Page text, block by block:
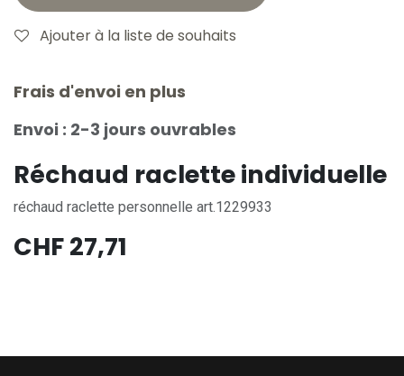
Ajouter à la liste de souhaits
Frais d'envoi en plus
Envoi : 2-3 jours ouvrables
Réchaud raclette individuelle
réchaud raclette personnelle art.1229933
CHF27,71